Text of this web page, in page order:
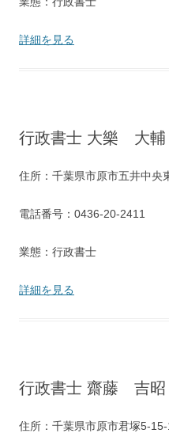
詳細を見る
行政書士 大樂 大輔
住所：千葉県市原市五井中央
電話番号：0436-20-2411
業態：行政書士
詳細を見る
行政書士 齋藤 吉
住所：千葉県市原市君塚5-15-